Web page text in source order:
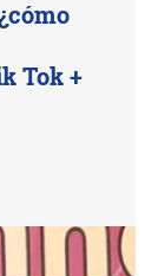
Tok +